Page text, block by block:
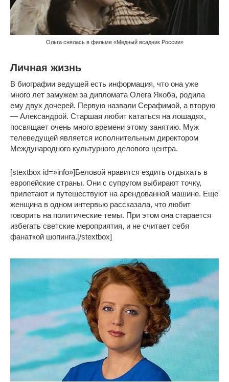
Ольга снялась в фильме «Медный всадник России»
Личная жизнь
В биографии ведущей есть информация, что она уже
много лет замужем за дипломата Олега Якоба, родила
ему двух дочерей. Первую назвали Серафимой, а вторую
— Александрой. Старшая любит кататься на лошадях,
посвящает очень много времени этому занятию. Муж
телеведущей является исполнительным директором
Международного культурного делового центра.
[stextbox id=»info»]Беловой нравится ездить отдыхать в
европейские страны. Они с супругом выбирают точку,
прилетают и путешествуют на арендованной машине. Еще
женщина в одном интервью рассказала, что любит
говорить на политические темы. При этом она старается
избегать светские мероприятия, и не считает себя
фанаткой шопинга.[/stextbox]